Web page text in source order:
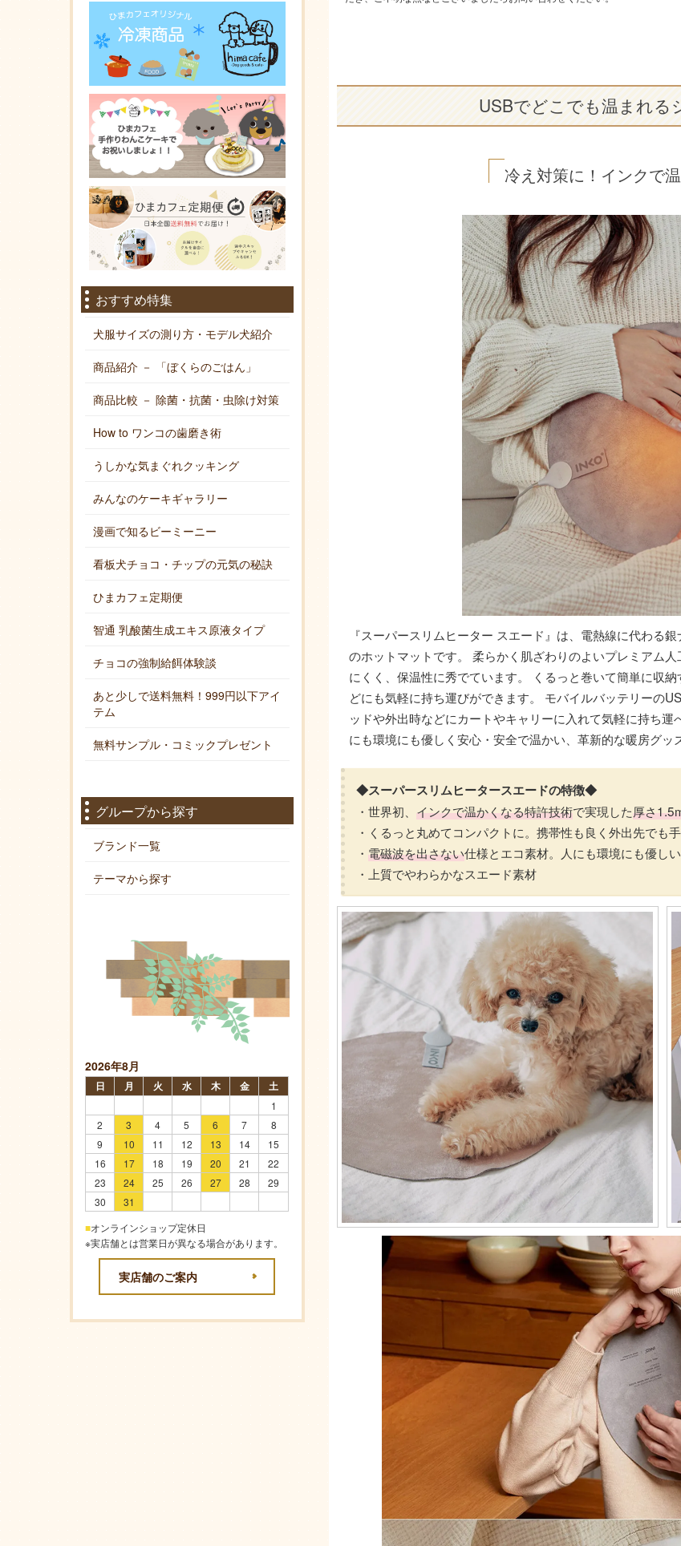
USBでどこでも温まれる
冷え対策に！インクで
『スーパースリムヒーター スエード』は、電熱線に代わる
のホットマットです。 柔らかく肌ざわりのよいプレミアム
にくく、保温性に秀でています。 くるっと巻いて簡単に収
どにも気軽に持ち運びができます。 モバイルバッテリーの
ッドや外出時などにカートやキャリーに入れて気軽に持ち
にも環境にも優しく安心・安全で温かい、革新的な暖房グッ
◆スーパースリムヒータースエードの特徴◆
・世界初、 インクで温かくなる特許技術で実現した厚さ
・くるっと丸めてコンパクトに。携帯性も良く外出先でも
・ 電磁波を出さない仕様とエコ素材。人にも環境にも優し
・上質でやわらかなスエード素材
おすすめ特集
犬服サイズの測り方・モデル犬紹介
商品紹介 － 「ぼくらのごはん」
商品比較 － 除菌・抗菌・虫除け対策
How to ワンコの歯磨き術
うしかな気まぐれクッキング
みんなのケーキギャラリー
漫画で知るビーミーニー
看板犬チョコ・チップの元気の秘訣
ひまカフェ定期便
智通 乳酸菌生成エキス原液タイプ
チョコの強制給餌体験談
あと少しで送料無料！999円以下アイ
テム
無料サンプル・コミックプレゼント
グループから探す
ブランド一覧
テーマから探す
2026年8月
日 月 火 水 木 金 土
1
2
3 4 5 6 7
8
9
10 11 12 13 14
15
16
17 18 19 20 21
22
23
24 25 26 27 28
29
30
31
■オンラインショップ定休日
※実店舗とは営業日が異なる場合があります。
実店舗のご案内